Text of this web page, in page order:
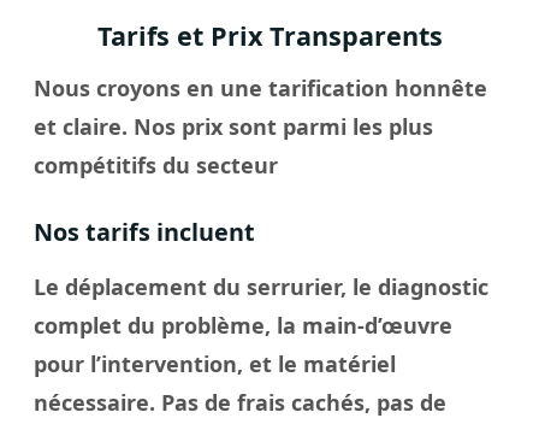
Tarifs et Prix Transparents
Nous croyons en une tarification honnête
et claire. Nos prix sont parmi les plus
compétitifs du secteur
Nos tarifs incluent
Le déplacement du serrurier, le diagnostic
complet du problème, la main-d’œuvre
pour l’intervention, et le matériel
nécessaire. Pas de frais cachés, pas de